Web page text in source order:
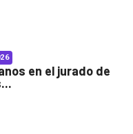
en el jurado de